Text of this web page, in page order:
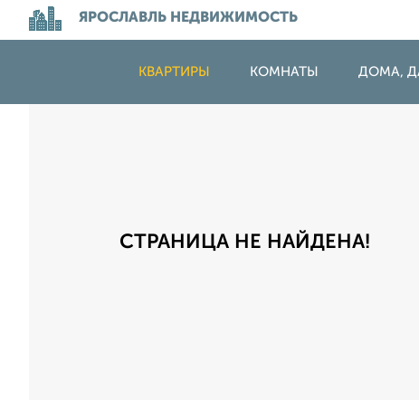
ЯРОСЛАВЛЬ НЕДВИЖИМОСТЬ
КВАРТИРЫ КОМНАТЫ ДОМА,
СТРАНИЦА НЕ НАЙДЕНА!